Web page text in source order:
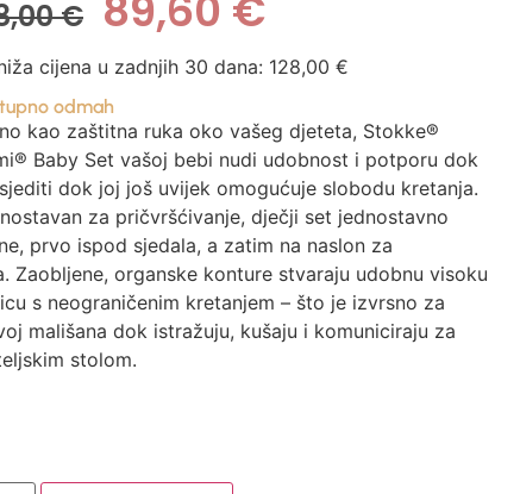
€
cijena u zadnjih 30 dana: 128,00 €
odmah
kao zaštitna ruka oko vašeg djeteta, Stokke®
Baby Set vašoj bebi nudi udobnost i potporu dok
dok joj još uvijek omogućuje slobodu kretanja.
za pričvršćivanje, dječji set jednostavno
prvo ispod sjedala, a zatim na naslon za
Zaobljene, organske konture stvaraju udobnu visoku
s neograničenim kretanjem – što je izvrsno za
mališana dok istražuju, kušaju i komuniciraju za
stolom.